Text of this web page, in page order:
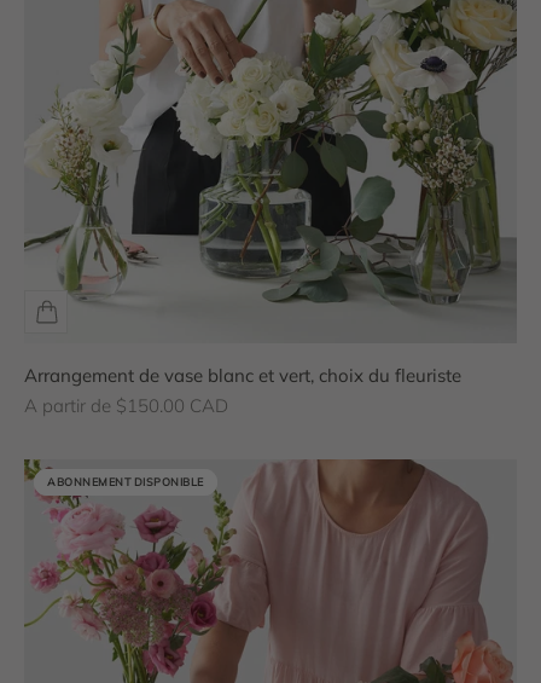
Arrangement de vase blanc et vert, choix du fleuriste
Prix de vente
A partir de $150.00 CAD
ABONNEMENT DISPONIBLE
ABONNEMENT DISPONIBLE